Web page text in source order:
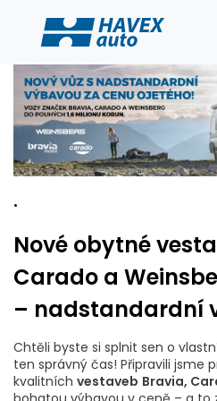
.
Nové obytné
Carado a
– nadstandardní
Chtěli byste si splnit sen o
ten správný čas! Připravili jsme
kvalitních vestaveb Bravia,